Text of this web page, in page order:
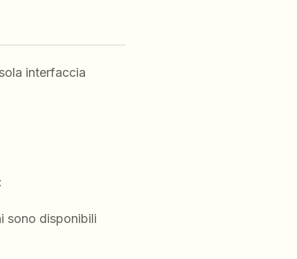
interfaccia
sono disponibili